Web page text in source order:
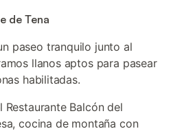
de Tena
paseo tranquilo junto al
llanos aptos para pasear
habilitadas.
Restaurante Balcón del
cocina de montaña con